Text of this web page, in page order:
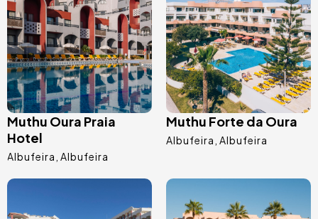
Muthu Oura Praia
Hotel
Albufeira Albufeira
Muthu Forte da Oura
Albufeira Albufeira
Imagem